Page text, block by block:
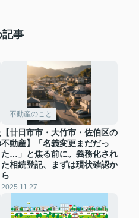
記事
不動産のこと
【廿日市市・大竹市・佐伯区の
不動産】「名義変更まだだっ
た…」と焦る前に。義務化され
た相続登記、まずは現状確認か
ら
2025.11.27